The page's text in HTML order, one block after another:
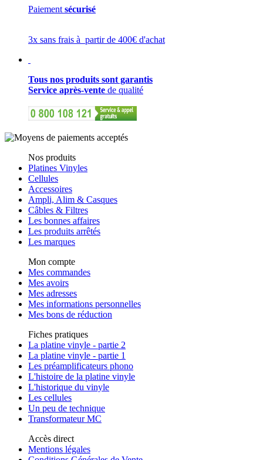
Paiement sécurisé
3x sans frais à partir de 400€ d'achat
Tous nos produits sont garantis
Service après-vente de qualité
Nos produits
Platines Vinyles
Cellules
Accessoires
Ampli, Alim & Casques
Câbles & Filtres
Les bonnes affaires
Les produits arrêtés
Les marques
Mon compte
Mes commandes
Mes avoirs
Mes adresses
Mes informations personnelles
Mes bons de réduction
Fiches pratiques
La platine vinyle - partie 2
La platine vinyle - partie 1
Les préamplificateurs phono
L'histoire de la platine vinyle
L'historique du vinyle
Les cellules
Un peu de technique
Transformateur MC
Accès direct
Mentions légales